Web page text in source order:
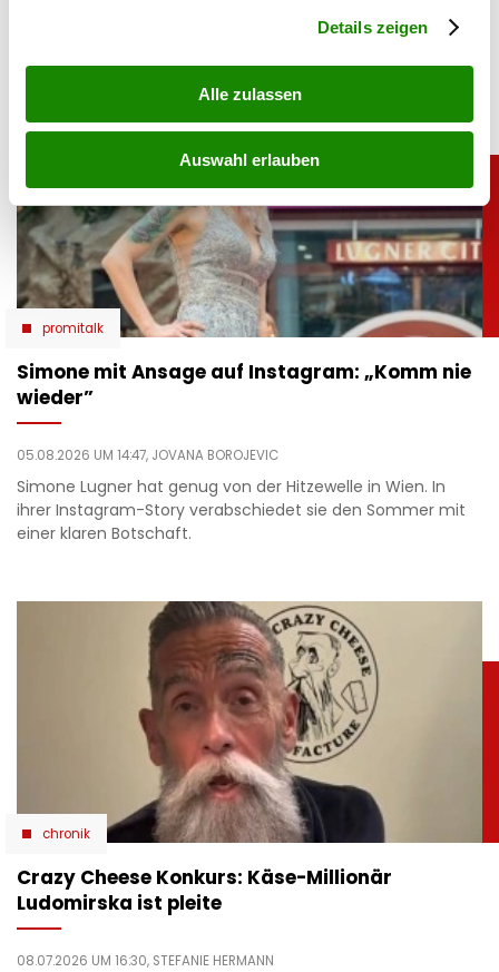
Details zeigen
Alle zulassen
Auswahl erlauben
genießt entspannte Stunden am Meer.
promitalk
Simone mit Ansage auf Instagram: „Komm nie
wieder”
05.08.2026 UM 14:47, JOVANA BOROJEVIC
Simone Lugner hat genug von der Hitzewelle in Wien. In
ihrer Instagram-Story verabschiedet sie den Sommer mit
einer klaren Botschaft.
chronik
Crazy Cheese Konkurs: Käse-Millionär
Ludomirska ist pleite
08.07.2026 UM 16:30, STEFANIE HERMANN